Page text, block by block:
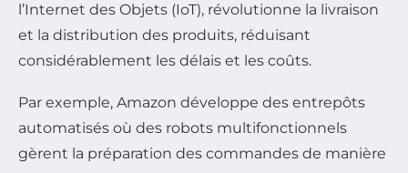
l’Internet des Objets (IoT), révolutionne la livraison
et la distribution des produits, réduisant
considérablement les délais et les coûts.
Par exemple, Amazon développe des entrepôts
automatisés où des robots multifonctionnels
gèrent la préparation des commandes de manière